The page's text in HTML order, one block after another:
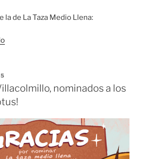
la de La Taza Medio Llena:
«Webcómics
Manga
BCN
premio!)»
nominados a los